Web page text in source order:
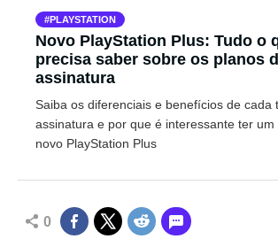
PLAYSTATION
Novo PlayStation Plus: Tudo o
precisa saber sobre os planos
assinatura
Saiba os diferenciais e benefícios de cada
assinatura e por que é interessante ter
novo PlayStation Plus
0